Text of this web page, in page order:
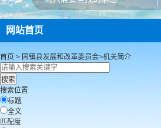
网站首页
首页 > 固镇县发展和改革委员会>机关简介
搜索位置
标题
全文
匹配度